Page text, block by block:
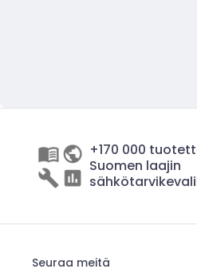
+170 000
Suomen laajin
Seuraa meitä